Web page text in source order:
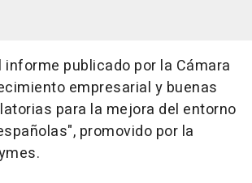
publicado por la Cámara
empresarial y buenas
para la mejora del entorno
promovido por la